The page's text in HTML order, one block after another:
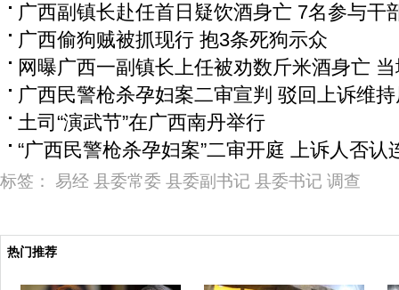
广西副镇长赴任首日疑饮酒身亡 7名参与干
广西偷狗贼被抓现行 抱3条死狗示众
网曝广西一副镇长上任被劝数斤米酒身亡
广西民警枪杀孕妇案二审宣判 驳回上诉维
土司“演武节”在广西南丹举行
“广西民警枪杀孕妇案”二审开庭 上诉人否认
标签： 易经 县委常委 县委副书记 县委书记 调查
热门推荐